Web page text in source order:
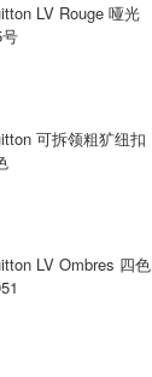
LV Rouge 哑光
可拆领粗犷纽扣
LV Ombres 四色